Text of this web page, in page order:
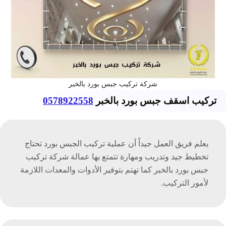
شركة تركيب جبس بورد بالخبر
تركيب اسقف جبس بورد بالخبر 0578922558
يعلم فريق العمل جيداً أن عملية تركيب الجبس بورد تحتاج
تخطيط جيد وتدريب ومهارة تتمتع بها عمالة شركة تركيب
جبس بورد بالخبر كما تهتم بتوفير الأدوات والمعدات اللازمة
لأمور التركيب.